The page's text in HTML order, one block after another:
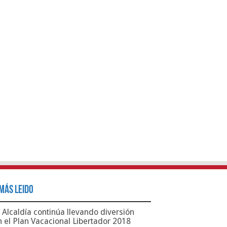
Leido
Alcaldía continúa llevando diversión
el Plan Vacacional Libertador 2018